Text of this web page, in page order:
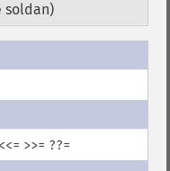
soldan)
<<= >>= ??=